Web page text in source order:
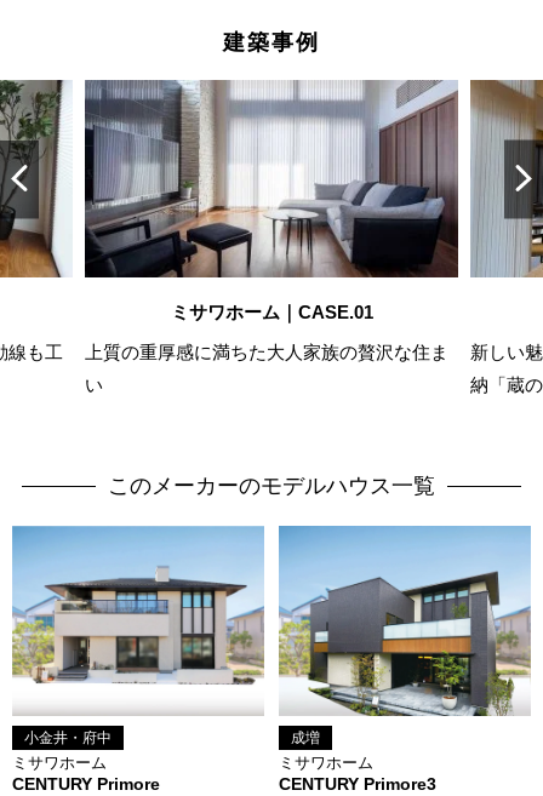
建築事例
線も工
ミサワホーム｜CASE.01
上質の重厚感に満ちた大人家族の贅沢な住ま
い
新しい
納「蔵
このメーカーのモデルハウス一覧
小金井・府中
ミサワホーム
CENTURY Primore
成増
ミサワホーム
CENTURY Primore3